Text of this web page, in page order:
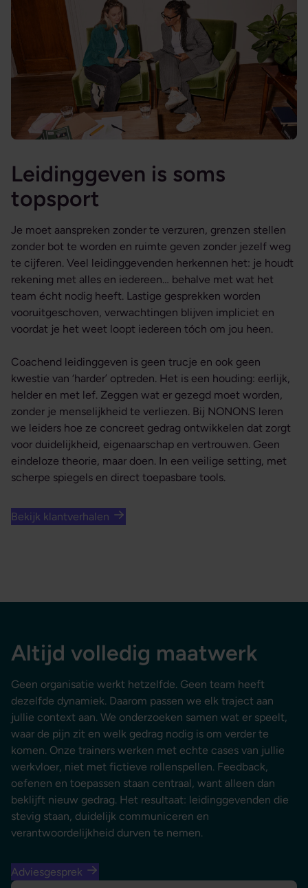
Leidinggeven is soms
topsport
Je moet aanspreken zonder te verzuren, grenzen stellen
zonder bot te worden en ruimte geven zonder jezelf weg
te cijferen. Veel leidinggevenden herkennen het: je houdt
rekening met alles en iedereen… behalve met wat het
team écht nodig heeft. Lastige gesprekken worden
vooruitgeschoven, verwachtingen blijven impliciet en
voordat je het weet loopt iedereen tóch om jou heen.
Coachend leidinggeven is geen trucje en ook geen
kwestie van ‘harder’ optreden. Het is een houding: eerlijk,
helder en met lef. Zeggen wat er gezegd moet worden,
zonder je menselijkheid te verliezen. Bij NONONS leren
we leiders hoe ze concreet gedrag ontwikkelen dat zorgt
voor duidelijkheid, eigenaarschap en vertrouwen. Geen
eindeloze theorie, maar doen. In een veilige setting, met
scherpe spiegels en direct toepasbare tools.
Bekijk klantverhalen
Altijd volledig maatwerk
Geen organisatie werkt hetzelfde. Geen team heeft
dezelfde dynamiek. Daarom passen we elk traject aan
jullie context aan. We onderzoeken samen wat er speelt,
waar de pijn zit en welk gedrag nodig is om verder te
komen. Onze trainers werken met echte cases van jullie
werkvloer, niet met fictieve rollenspellen. Feedback,
oefenen en toepassen staan centraal, want alleen dan
beklijft nieuw gedrag. Het resultaat: leidinggevenden die
stevig staan, duidelijk communiceren en
verantwoordelijkheid durven te nemen.
Adviesgesprek